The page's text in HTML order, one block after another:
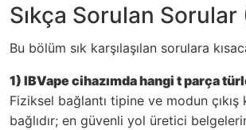
Sıkça Sorulan Sorular
Bu bölüm sık karşılaşılan sorulara
1) IBVape cihazımda hangi t parça
Fiziksel bağlantı tipine ve modun çıkış
bağlıdır; en güvenli yol üretici